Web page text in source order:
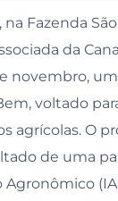
Fazenda
da
novembro,
voltado
agrícolas. O
de uma